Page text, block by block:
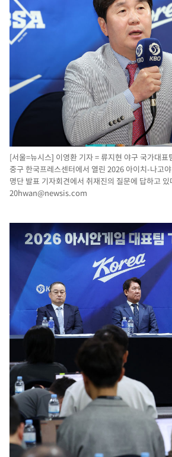
[서울=뉴시스] 이영환 기자 = 류지현 야구 국가대
중구 한국프레스센터에서 열린 2026 아이치-나고
명단 발표 기자회견에서 취재진의 질문에 답하고
20hwan@newsis.com